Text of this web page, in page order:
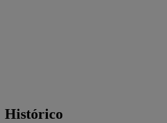
Histórico